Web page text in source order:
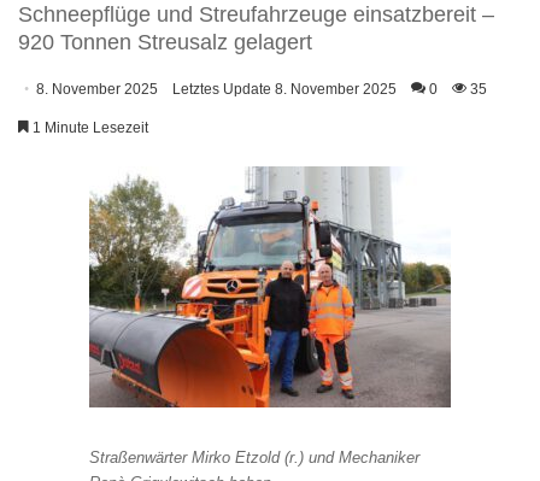
Schneepflüge und Streufahrzeuge einsatzbereit –
920 Tonnen Streusalz gelagert
8. November 2025 Letztes Update 8. November 2025 0 35
1 Minute Lesezeit
Straßenwärter Mirko Etzold (r.) und Mechaniker